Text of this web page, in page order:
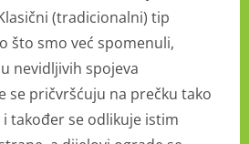
(tradicionalni) tip
što smo već spomenuli,
nevidljivih spojeva
se pričvršćuju na prečku tako
i također se odlikuje istim